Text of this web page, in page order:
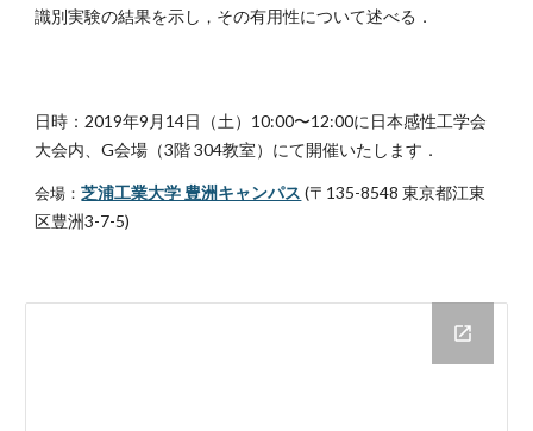
識別実験の結果を示し ， その有用性について述べる．
日時：2019年9月14日（土）10:00〜12:00に日本感性工学会
大会内、G会場（3階 304教室）にて開催いたします．
会場：芝浦工業大学 豊洲キャンパス (〒135-8548 東京都江東
区豊洲3-7-5)